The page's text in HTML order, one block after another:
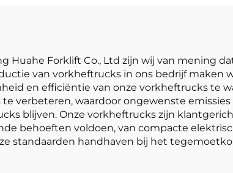
Huahe Forklift Co., Ltd zijn wij van mening
van vorkheftrucks in ons bedrijf
en efficiëntie van onze vorkheftrucks te
te verbeteren, waardoor ongewenste
blijven. Onze vorkheftrucks zijn
behoeften voldoen, van compacte
standaarden handhaven bij het